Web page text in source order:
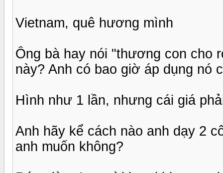
Vietnam, quê hương mình
Ông bà hay nói "thương con cho
này? Anh có bao giờ áp dụng nó
Hình như 1 lần, nhưng cái giá
Anh hãy kể cách nào anh dạy 2
anh muốn không?